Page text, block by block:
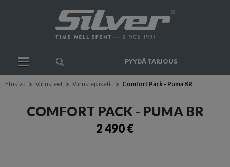
PYYDÄ TARJOUS
Etusivu Varusteet Varustepaketit Comfort Pack - Puma BR
COMFORT PACK - PUMA BR
2 490 €